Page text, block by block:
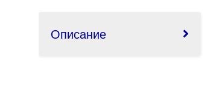
Описание